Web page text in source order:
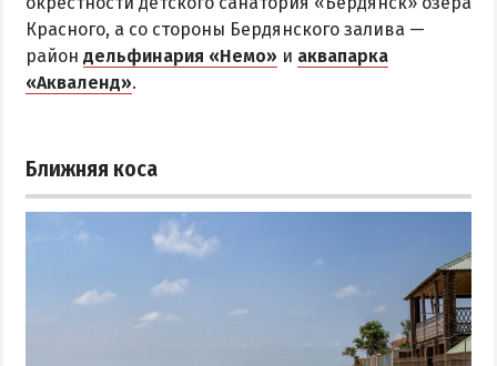
Красного, а со стороны Бердянского залива —
район дельфинария «Немо» и аквапарка
«Акваленд».
Ближняя коса